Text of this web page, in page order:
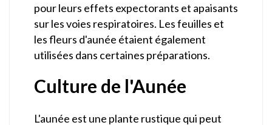
pour leurs effets expectorants et apaisants
sur les voies respiratoires. Les feuilles et
les fleurs d'aunée étaient également
utilisées dans certaines préparations.
Culture de l'Aunée
L'aunée est une plante rustique qui peut